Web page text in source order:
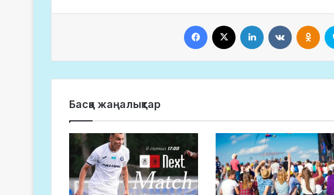
Facebook LinkedIn VKontakte
Басқа жаңалықтар